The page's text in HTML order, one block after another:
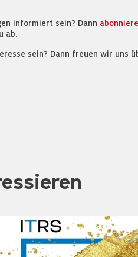
informiert sein? Dann
ab.
sein? Dann freuen wir uns